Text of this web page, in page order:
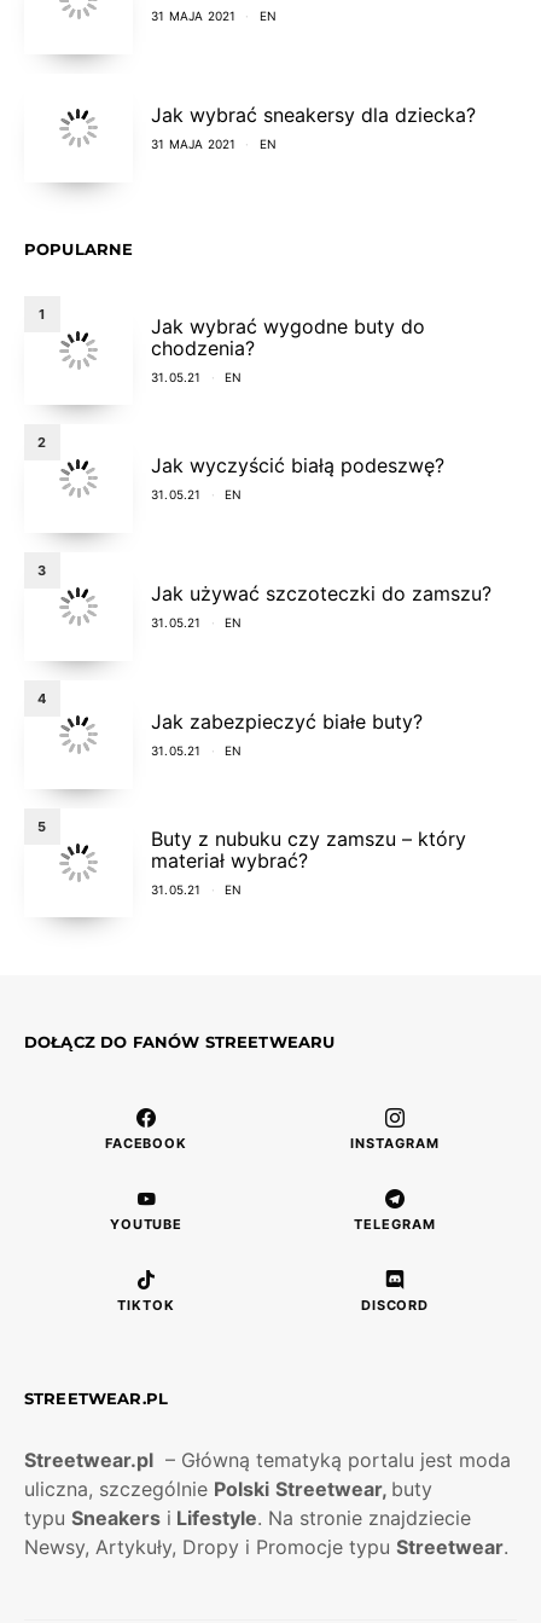
31 MAJA 2021 EN
Jak wybrać sneakersy dla dziecka?
31 MAJA 2021 EN
POPULARNE
1
Jak wybrać wygodne buty do
chodzenia?
31.05.21 EN
2
Jak wyczyścić białą podeszwę?
31.05.21 EN
3
Jak używać szczoteczki do zamszu?
31.05.21 EN
4
Jak zabezpieczyć białe buty?
31.05.21 EN
5
Buty z nubuku czy zamszu – który
materiał wybrać?
31.05.21 EN
DOŁĄCZ DO FANÓW STREETWEARU
FACEBOOK INSTAGRAM
YOUTUBE TELEGRAM
TIKTOK DISCORD
STREETWEAR.PL
Streetwear.pl – Główną tematyką portalu jest moda
uliczna, szczególnie Polski Streetwear, buty
typu Sneakers i Lifestyle. Na stronie znajdziecie
Newsy, Artykuły, Dropy i Promocje typu Streetwear.